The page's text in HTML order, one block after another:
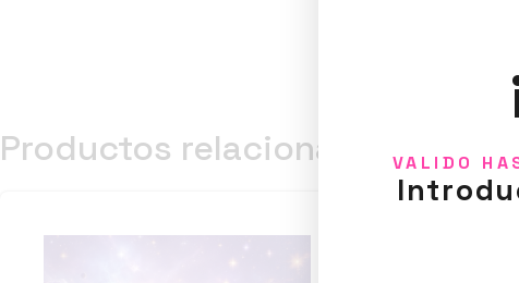
Productos relacionadosVALIDO